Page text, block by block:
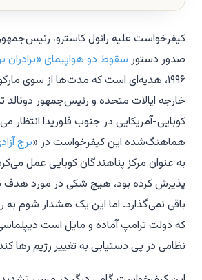
کیفرخواست علیه رائول کاسترو، رئیس‌جمهور
صدور دستور سقوط دو هواپیمای «برادران
۱۹۹۶، هدیه‌ای است که مدت‌ها از سوی
خارجه ایالات متحده و رئیس‌جمهور دونالد
کوبایی-آمریکایی در جنوب فلوریدا انتظار
هماهنگ‌شده این کیفرخواست در «برج
به عنوان مرکز پناهندگان کوبایی عمل
پذیرش کرده بود، هیچ شکی در مورد هدف
باقی نمی‌گذارد. اما این یک هشدار شوم به
که دولت ترامپ آماده و مایل است
نظامی در پی دستیابی به تغییر رژیم رها